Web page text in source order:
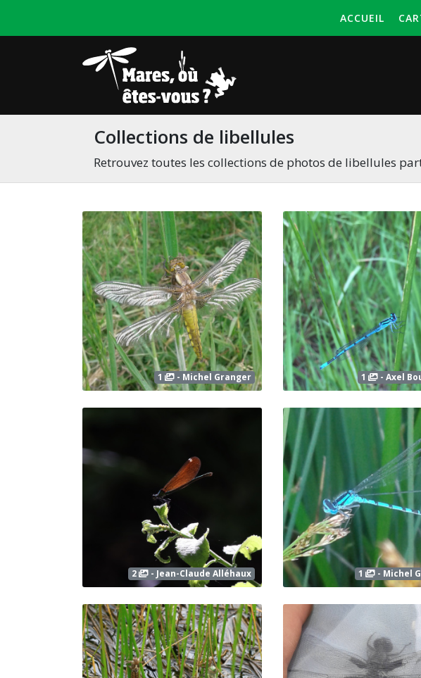
ACCUEIL
Collections de libellules
Retrouvez toutes les collections de photos de libellules
1 - Michel Granger 1 - Axel
2 - Jean-Claude Alléhaux 1 - Michel